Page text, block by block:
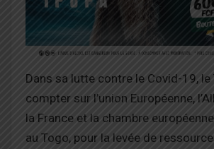
Dans sa lutte contre le Covid-19, le
compter sur l’union Européenne,
la France et la chambre
au Togo, pour la levée de